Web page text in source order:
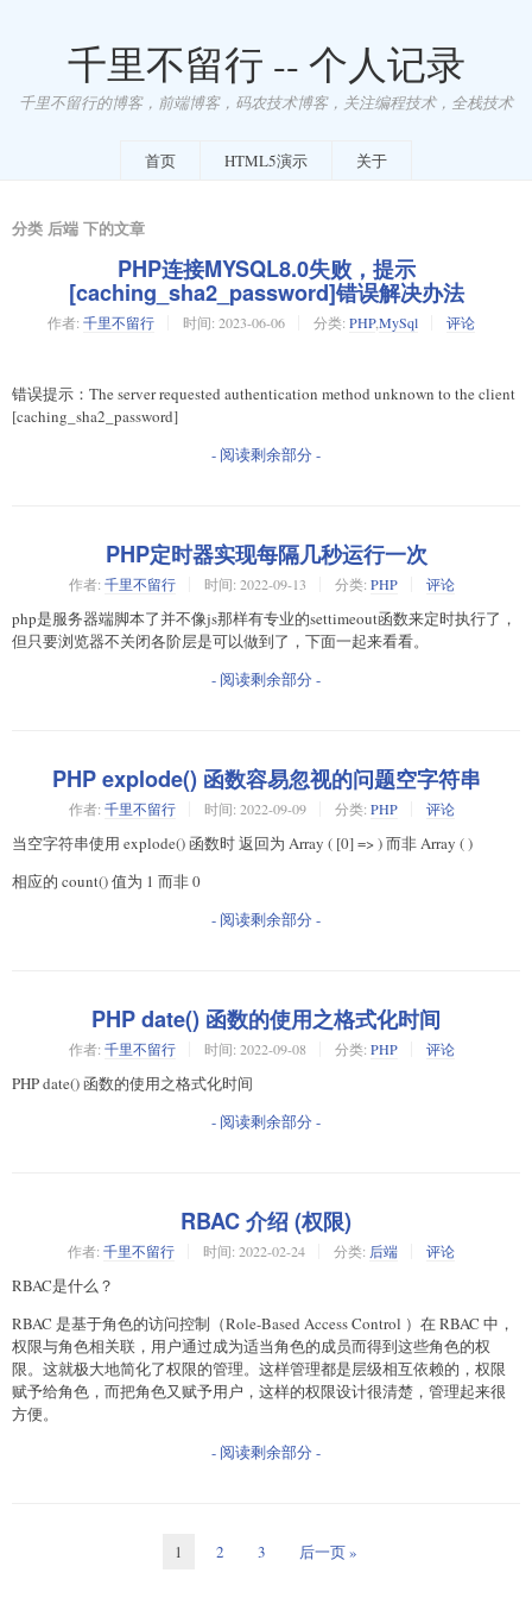
千里不留行 -- 个人记录
千里不留行的博客，前端博客，码农技术博客，关注编程技术，全栈技术
首页 HTML5演示 关于
分类 后端 下的文章
PHP连接MYSQL8.0失败，提示
[caching_sha2_password]错误解决办法
作者: 千里不留行 时间: 2023-06-06 分类: PHP,MySql 评论
错误提示：The server requested authentication method unknown to the client
[caching_sha2_password]
- 阅读剩余部分 -
PHP定时器实现每隔几秒运行一次
作者: 千里不留行 时间: 2022-09-13 分类: PHP 评论
php是服务器端脚本了并不像js那样有专业的settimeout函数来定时执行了，
但只要浏览器不关闭各阶层是可以做到了，下面一起来看看。
- 阅读剩余部分 -
PHP explode() 函数容易忽视的问题空字符串
作者: 千里不留行 时间: 2022-09-09 分类: PHP 评论
当空字符串使用 explode() 函数时 返回为 Array ( [0] => ) 而非 Array ( )
相应的 count() 值为 1 而非 0
- 阅读剩余部分 -
PHP date() 函数的使用之格式化时间
作者: 千里不留行 时间: 2022-09-08 分类: PHP 评论
PHP date() 函数的使用之格式化时间
- 阅读剩余部分 -
RBAC 介绍 (权限)
作者: 千里不留行 时间: 2022-02-24 分类: 后端 评论
RBAC是什么？
RBAC 是基于角色的访问控制（Role-Based Access Control ）在 RBAC 中，
权限与角色相关联，用户通过成为适当角色的成员而得到这些角色的权
限。这就极大地简化了权限的管理。这样管理都是层级相互依赖的，权限
赋予给角色，而把角色又赋予用户，这样的权限设计很清楚，管理起来很
方便。
- 阅读剩余部分 -
1 2 3 后一页 »